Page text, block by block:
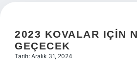
2023 KOVALAR IÇIN
GEÇECEK
Tarih: Aralık 31, 2024